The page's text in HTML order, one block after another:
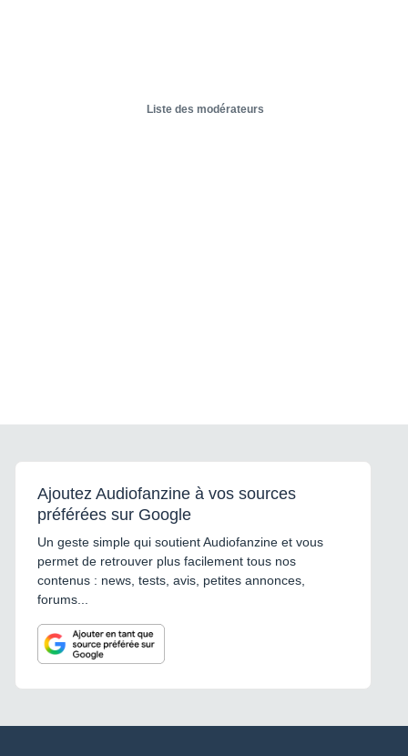
Liste des modérateurs
Ajoutez Audiofanzine à vos sources
préférées sur Google
Un geste simple qui soutient Audiofanzine et vous
permet de retrouver plus facilement tous nos
contenus : news, tests, avis, petites annonces,
forums...